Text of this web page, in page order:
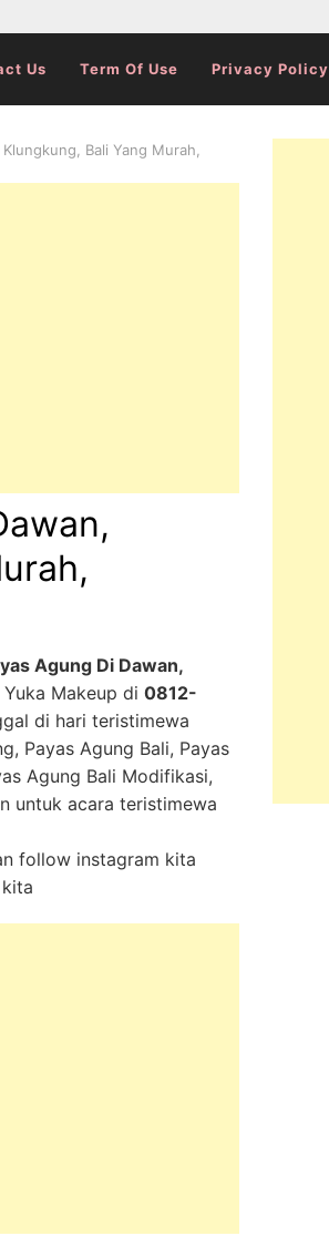
Us Term Of Use Privacy Policy
Bali Yang Murah,
Agung Di Dawan,
Makeup di 0812-
di hari teristimewa
Payas Agung Bali, Payas
Agung Bali Modifikasi,
untuk acara teristimewa
follow instagram kita